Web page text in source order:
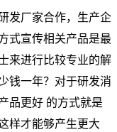
发厂家合作，生产企
式宣传相关产品是最
来进行比较专业的解
钱一年？对于研发消
品更好 的方式就是
样才能够产生更大